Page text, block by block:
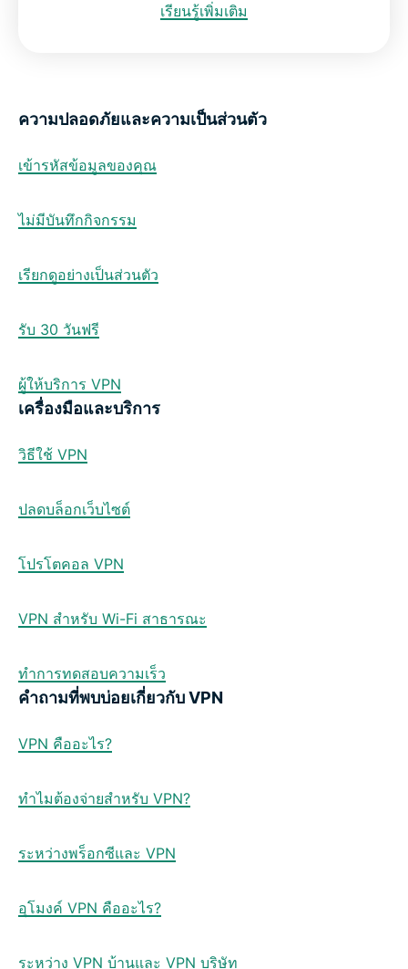
เรียนรู้เพิ่มเติม
ความปลอดภัยและความเป็นส่วนตัว
เข้ารหัสข้อมูลของคุณ
ไม่มีบันทึกกิจกรรม
เรียกดูอย่างเป็นส่วนตัว
รับ 30 วันฟรี
ผู้ให้บริการ VPN
เครื่องมือและบริการ
วิธีใช้ VPN
ปลดบล็อกเว็บไซต์
โปรโตคอล VPN
VPN สำหรับ Wi-Fi สาธารณะ
ทำการทดสอบความเร็ว
คำถามที่พบบ่อยเกี่ยวกับ VPN
VPN คืออะไร?
ทำไมต้องจ่ายสำหรับ VPN?
ระหว่างพร็อกซีและ VPN
อุโมงค์ VPN คืออะไร?
ระหว่าง VPN บ้านและ VPN บริษัท